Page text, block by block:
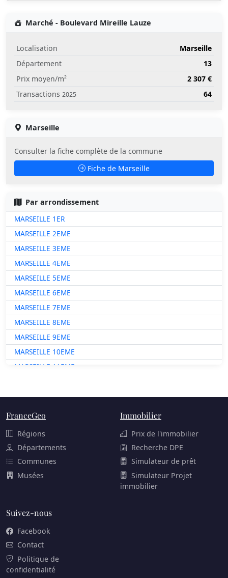
Marché - Boulevard Mireille Lauze
Localisation
Marseille
Département
13
Prix moyen/m²
2 307 €
Transactions 2025 64
Marseille
Consulter la fiche complète de la commune
Fiche de Marseille
Par arrondissement
MARSEILLE 1ER
MARSEILLE 2EME
MARSEILLE 3EME
MARSEILLE 4EME
MARSEILLE 5EME
MARSEILLE 6EME
MARSEILLE 7EME
MARSEILLE 8EME
MARSEILLE 9EME
MARSEILLE 10EME
MARSEILLE 11EME
MARSEILLE 13EME
MARSEILLE 14EME
MARSEILLE 16EME
FranceGeo
Régions
Départements
Communes
Musées
Immobilier
Prix de l'immobilier
Recherche DPE
Simulateur de prêt
Simulateur Projet
immobilier
Suivez-nous
Facebook
Contact
Politique de
confidentialité